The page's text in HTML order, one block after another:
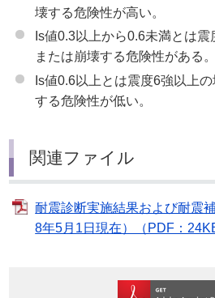
壊する危険性が高い。
Is値0.3以上から0.6未満とは
または崩壊する危険性がある。
Is値0.6以上とは震度6強以上
する危険性が低い。
関連ファイル
耐震診断実施結果および耐震
8年5月1日現在）（PDF：